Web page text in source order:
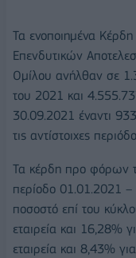
Τα ενοποιημένα
Επενδυτικών
Ομίλου ανήλθαν σε
του 2021 και
30.09.2021 έναντι
τις αντίστοιχες
Τα κέρδη προ φόρων
περίοδο 01.01.2021
ποσοστό επί του
εταιρεία και 16,28%
εταιρεία και 8,43%